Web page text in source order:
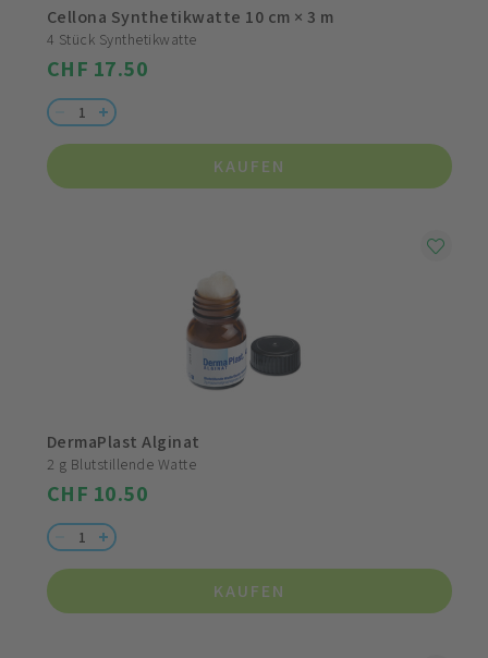
Cellona Synthetikwatte 10 cm × 3 m
4 Stück Synthetikwatte
CHF 17.50
KAUFEN
DermaPlast Alginat
2 g Blutstillende Watte
CHF 10.50
KAUFEN